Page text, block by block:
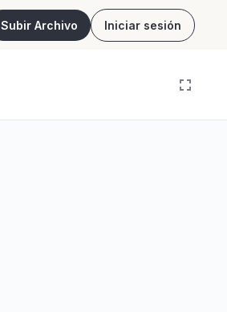
Subir Archivo Iniciar sesión